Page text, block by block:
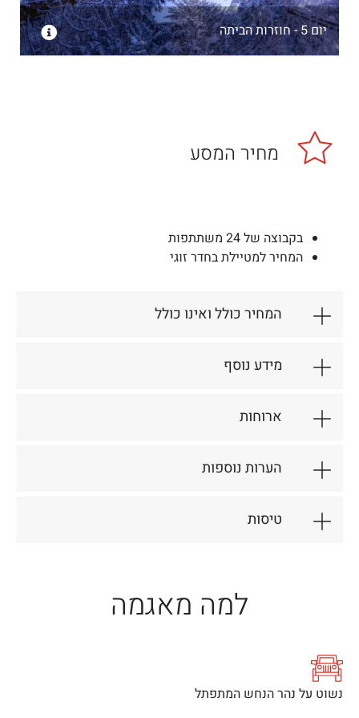
יום 5 - חוזרות הביתה
מחיר המסע
בקבוצה של 24 משתתפות
המחיר למטיילת בחדר זוגי
המחיר כולל ואינו כולל
מידע נוסף
ארוחות
הערות נוספות
טיסות
למה מאגמה
נשוט על נהר הנחש המתפתל